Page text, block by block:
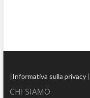
|Informativa sulla privacy|
CHI SIAMO